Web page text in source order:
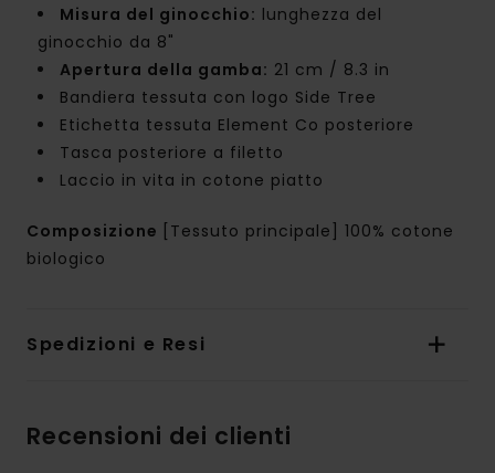
Misura del ginocchio: lunghezza del
ginocchio da 8"
Apertura della gamba: 21 cm / 8.3 in
Bandiera tessuta con logo Side Tree
Etichetta tessuta Element Co posteriore
Tasca posteriore a filetto
Laccio in vita in cotone piatto
Composizione
[Tessuto principale] 100% cotone
biologico
Spedizioni e Resi
Recensioni dei clienti